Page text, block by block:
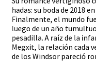
hadas: su boda de 2018
Finalmente, el mundo
luego de un año
pesadilla. A raíz de la
Megxit, la relación cada
de los Windsor pareció